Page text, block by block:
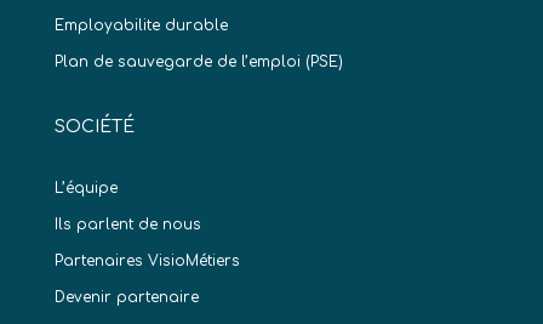
Employabilite durable
Plan de sauvegarde de l’emploi (PSE)
SOCIÉTÉ
L’équipe
Ils parlent de nous
Partenaires VisioMétiers
Devenir partenaire